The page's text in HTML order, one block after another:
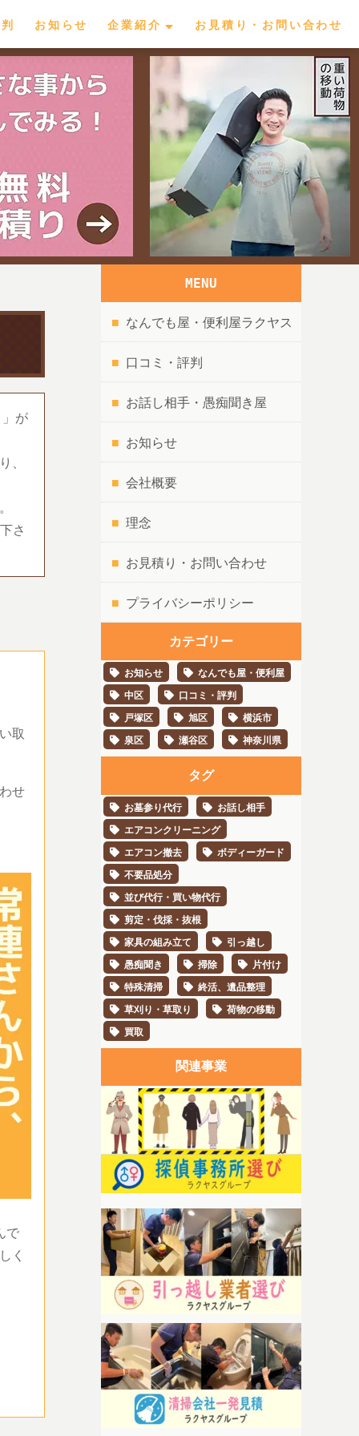
お知らせ 企業紹介 お見積り・お問い合わせ
が
さ
取
せ
で
く
MENU
なんでも屋・便利屋ラクヤス
口コミ・評判
お話し相手・愚痴聞き屋
お知らせ
会社概要
理念
お見積り・お問い合わせ
プライバシーポリシー
カテゴリー
お知らせ
なんでも屋・便利屋
中区
口コミ・評判
戸塚区
旭区
横浜市
泉区
瀬谷区 神奈川県
タグ
お墓参り代行
お話し相手
エアコンクリーニング
エアコン撤去
ボディーガード
不要品処分
並び代行・買い物代行
剪定・伐採・抜根
家具の組み立て
引っ越し
愚痴聞き
掃除
片付け
特殊清掃
終活、遺品整理
草刈り・草取り
荷物の移動
買取
関連事業